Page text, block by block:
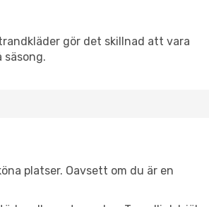
gör det skillnad att vara
säsong.
platser. Oavsett om du är en